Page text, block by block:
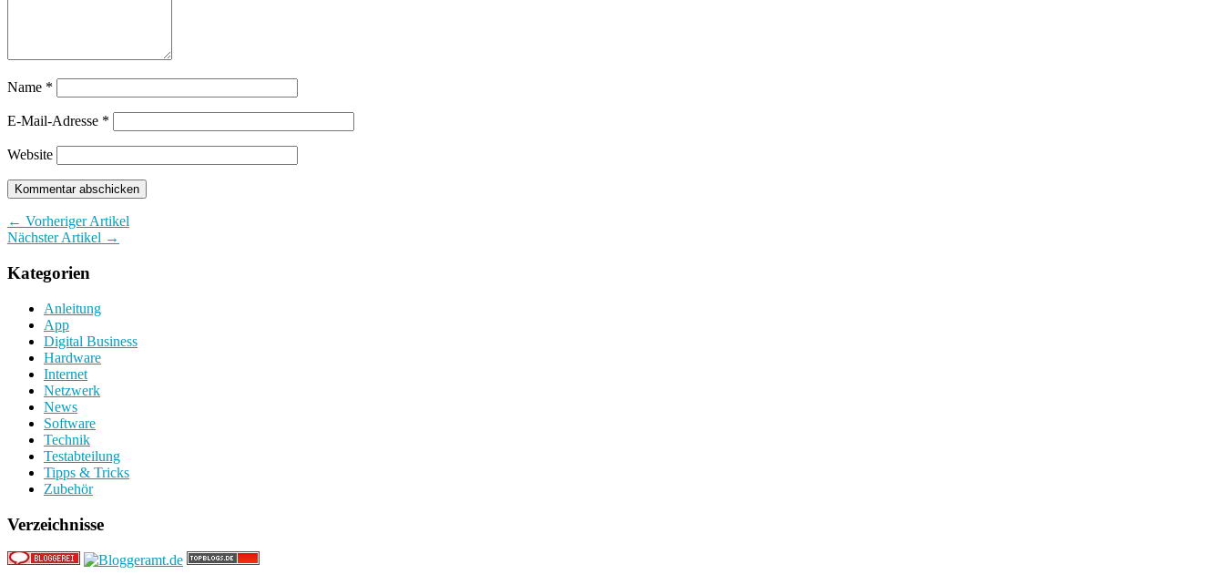
Name *
E-Mail-Adresse *
Website
← Vorheriger Artikel
Nächster Artikel →
Kategorien
Anleitung
App
Digital Business
Hardware
Internet
Netzwerk
News
Software
Technik
Testabteilung
Tipps & Tricks
Zubehör
Verzeichnisse